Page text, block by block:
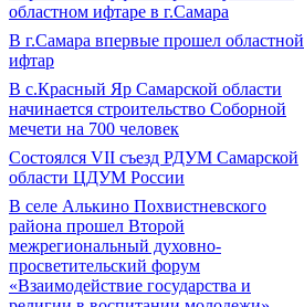
областном ифтаре в г.Самара
В г.Самара впервые прошел областной
ифтар
В с.Красный Яр Самарской области
начинается строительство Соборной
мечети на 700 человек
Состоялся VII съезд РДУМ Самарской
области ЦДУМ России
В селе Алькино Похвистневского
района прошел Второй
межрегиональный духовно-
просветительский форум
«Взаимодействие государства и